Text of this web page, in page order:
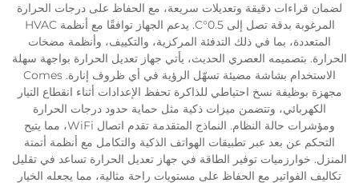
لضمان قراءات دقيقة وتعديلات سريعة، مع الحفاظ على درجات الحرارة
المرغوبة بدقة تصل إلى 0.5°C. يدعم الجهاز توافقًا مع أنظمة HVAC
المتعددة، بما في ذلك التدفئة المركزية، والتكييف، وأنظمة مضخات
الحرارة. بتصميمه العصري الحديث، يأتي جهاز تعديل الحرارة بواجهة سهلة
الاستخدام بشاشة مضيئة تسهّل الرؤية في أي ظروف إنارة. Comes
مجهزة بوظيفة نسخ احتياطي للذاكرة تحفظ الإعدادات أثناء انقطاع التيار
الكهربائي، وتتضمن ميزات ذكية مثل حماية حدود درجات الحرارة
ومؤشرات حالة النظام. النماذج المتقدمة تقدم اتصال WiFi، مما يتيح
التحكم عن بعد عبر تطبيقات الهواتف الذكية والتكامل مع أنظمة أتمتة
المنزل. خوارزميات توفير الطاقة في جهاز تعديل الحرارة تساعد في تقليل
تكاليف الفواتير مع الحفاظ على مستويات راحة مثالية، مما يجعله الخيار